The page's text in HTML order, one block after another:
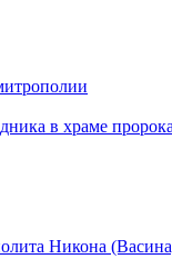
в храме
Никона